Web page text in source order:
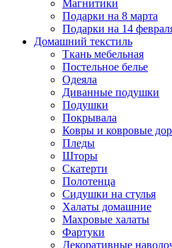
Магнитики
Подарки на 8 марта
Подарки на 14
Домашний текстиль
Ткань мебельная
Постельное белье
Одеяла
Диванные подушки
Подушки
Покрывала
Ковры и ковровые
Пледы
Шторы
Скатерти
Полотенца
Сидушки на стулья
Халаты домашние
Махровые халаты
Фартуки
Декоративные